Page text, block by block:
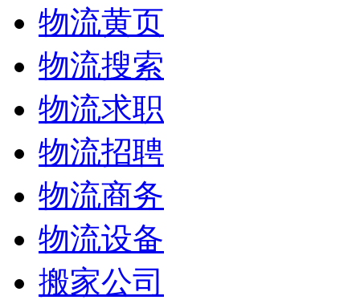
物流黄页
物流搜索
物流求职
物流招聘
物流商务
物流设备
搬家公司